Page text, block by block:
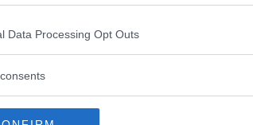
Data Processing Opt Outs